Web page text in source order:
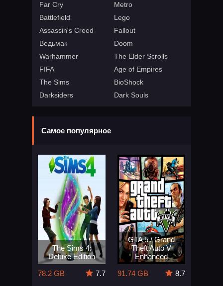
Far Cry
Metro
Battlefield
Lego
Assassin's Creed
Fallout
Ведьмак
Doom
Warhammer
The Elder Scrolls
FIFA
Age of Empires
The Sims
BioShock
Darksiders
Dark Souls
Самое популярное
The Sims 4:
Deluxe Edition
78.2 GB
7.7
GTA 5 / Grand
Theft Auto V
Enhanced
91.74 GB
8.7